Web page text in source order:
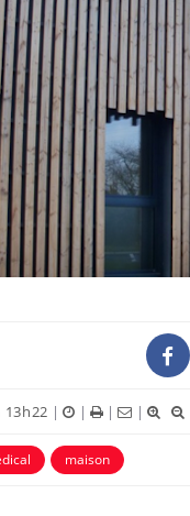
13h22 | | | |
maison